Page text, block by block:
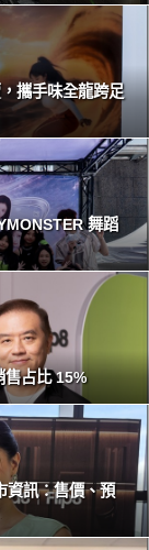
攜手味全龍跨足
舞蹈
售占比 15%
訊：售價、預